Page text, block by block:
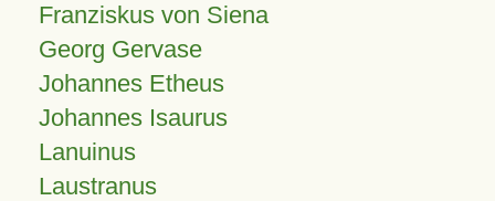
Franziskus von Siena
Georg Gervase
Johannes Etheus
Johannes Isaurus
Lanuinus
Laustranus